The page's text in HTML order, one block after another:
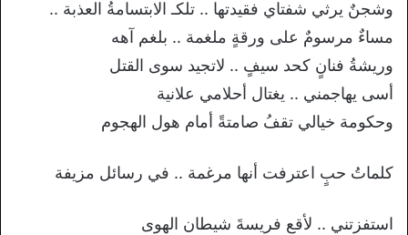
وشجنٌ يرثي شفتاي فقيدتها .. تلكـ الابتسامةُ العذبة ..
مساءٌ مرسومٌ على ورقةٍ ملغمة .. بلغم آهه
وريشةُ فنانٍ كحد سيفٍ .. لاتجيد سوى القتل
أسى يهاجمني .. يغتال أحلامي علانية
وحكومة خيالي تقفُ صامتةً أمام هول الهجوم
كلماتُ حبٍ اعترفت أنها مرغمة .. في رسائل مزيفة
استفزتني .. لأقع فريسةَ شيطان الهوى